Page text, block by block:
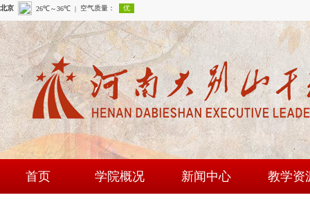
首页 学院概况 新闻中心 教学资